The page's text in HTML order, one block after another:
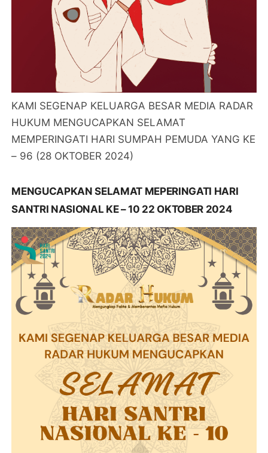
KAMI SEGENAP KELUARGA BESAR MEDIA RADAR
HUKUM MENGUCAPKAN SELAMAT
MEMPERINGATI HARI SUMPAH PEMUDA YANG KE
– 96 (28 OKTOBER 2024)
MENGUCAPKAN SELAMAT MEPERINGATI HARI
SANTRI NASIONAL KE – 10 22 OKTOBER 2024